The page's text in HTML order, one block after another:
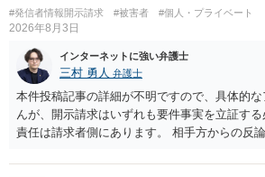
#発信者情報開示請求 #被害者 #個人・プライベート
2026年8月3日
インターネットに強い弁護士
三村 勇人 弁護士
本件投稿記事の詳細が不明ですので、具体的
んが、開示請求はいずれも要件事実を立証す
責任は請求者側にあります。 相手方からの反
方が口頭で反論したのは、仮処分は迅速性が